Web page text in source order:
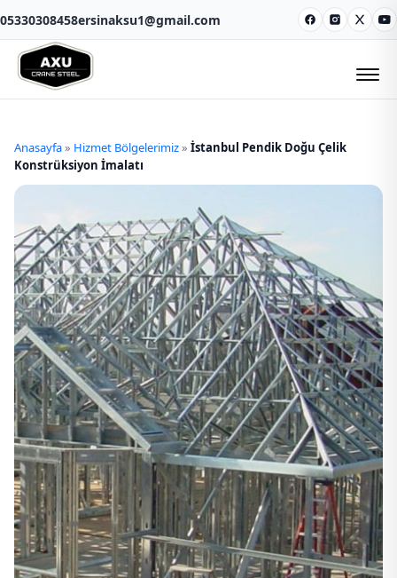
05330308458ersinaksu1@gmail.com Facebook
Instagram
X
Anasayfa» Hizmet Bölgelerimiz» İstanbul Pendik Doğu Çelik
Konstrüksiyon İmalatı